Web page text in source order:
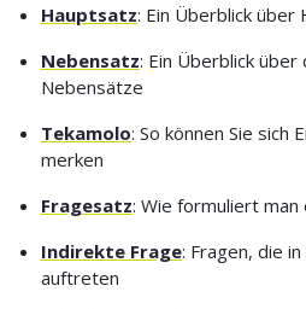
Hauptsatz: Ein Überblick
Nebensatz: Ein Überblick
Nebensätze
Tekamolo: So können Sie sich
merken
Fragesatz: Wie formuliert man
Indirekte Frage: Fragen, die
auftreten